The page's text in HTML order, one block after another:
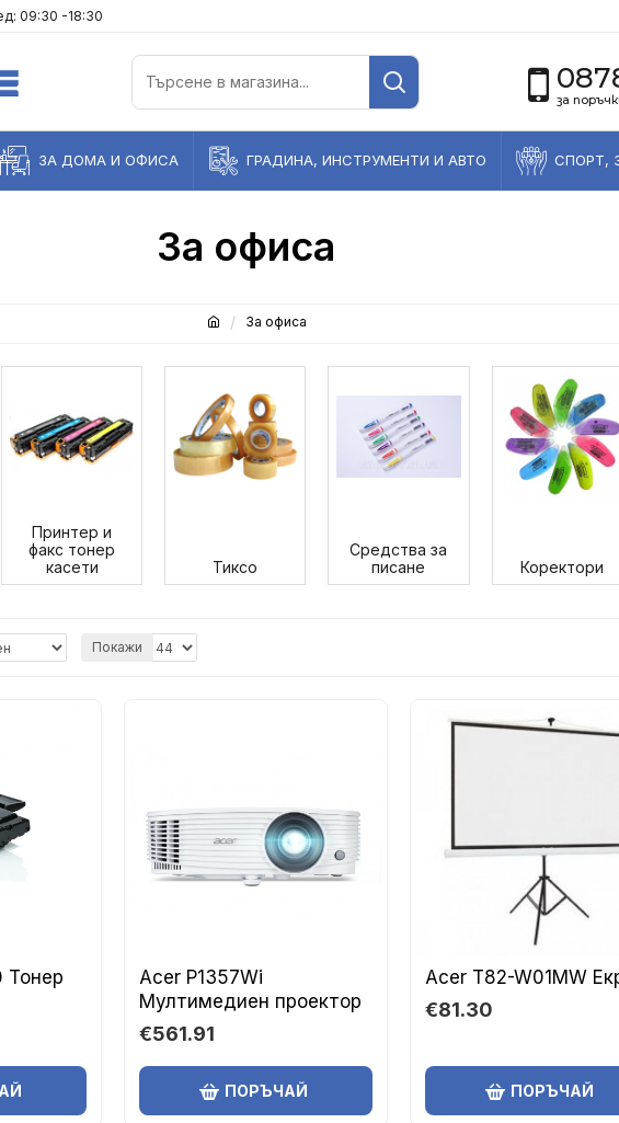
09:30 -18:30
за
ЗА ДОМА И ОФИСА ГРАДИНА, ИНСТРУМЕНТИ И АВТО СПОРТ,
За офиса
За офиса
Принтер и
факс тонер
касети
Тиксо
Средства за
писане
Коректори
Покажи
Тонер
Acer P1357Wi
Мултимедиен проектор
€561.91
ПОРЪЧАЙ
Acer T82-W01MW
€81.30
ПОРЪЧАЙ